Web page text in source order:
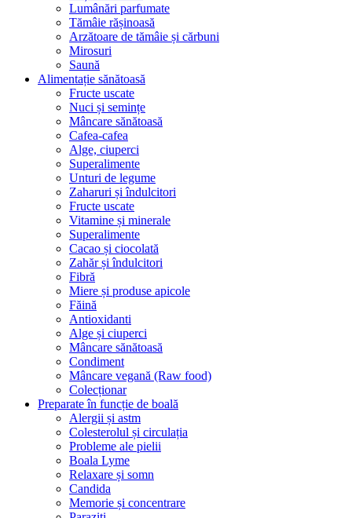
Lumânări parfumate
Tămâie rășinoasă
Arzătoare de tămâie și cărbuni
Mirosuri
Saună
Alimentație sănătoasă
Fructe uscate
Nuci și semințe
Mâncare sănătoasă
Cafea-cafea
Alge, ciuperci
Superalimente
Unturi de legume
Zaharuri și îndulcitori
Fructe uscate
Vitamine și minerale
Superalimente
Cacao și ciocolată
Zahăr și îndulcitori
Fibră
Miere și produse apicole
Făină
Antioxidanti
Alge și ciuperci
Mâncare sănătoasă
Condiment
Mâncare vegană (Raw food)
Colecționar
Preparate în funcție de boală
Alergii și astm
Colesterolul și circulația
Probleme ale pielii
Boala Lyme
Relaxare și somn
Candida
Memorie și concentrare